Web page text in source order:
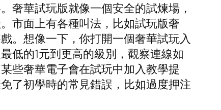
奢華試玩版就像一個安全的試煉場，
市面上有各種叫法，比如試玩版奢
。想像一下，你打開一個奢華試玩入
低的1元到更高的級別，觀察連線如
些奢華電子會在試玩中加入教學提
了初學時的常見錯誤，比如過度押注